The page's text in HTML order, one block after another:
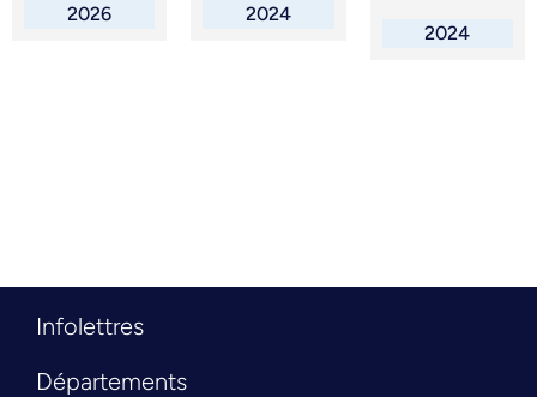
2026 2024
2024
Infolettres
Départements